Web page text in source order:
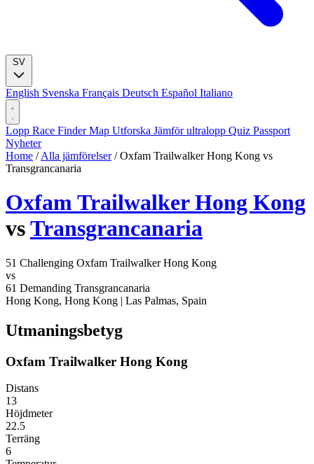
English Svenska Français Deutsch Español Italiano
Lopp Race FinderMap Utforska Jämför ultralopp Quiz Passport
Nyheter
Home / Alla jämförelser / Oxfam Trailwalker Hong Kong vs
Transgrancanaria
Oxfam Trailwalker Hong Kong
vsTransgrancanaria
51 Challenging Oxfam Trailwalker Hong Kong
vs
61 Demanding Transgrancanaria
Hong Kong, Hong Kong | Las Palmas, Spain
Utmaningsbetyg
Oxfam Trailwalker Hong Kong
Distans
13
Höjdmeter
22.5
Terräng
6